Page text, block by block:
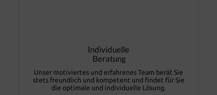
Individuelle
Beratung
Unser motiviertes und erfahrenes Team berät Sie
stets freundlich und kompetent und findet für Sie
die optimale und individuelle Lösung.